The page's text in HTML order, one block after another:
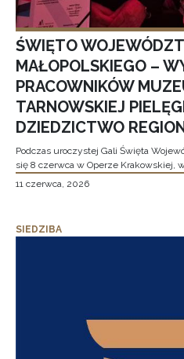
ŚWIĘTO
MAŁOPOLSKIEGO –
PRACOWNIKÓW
TARNOWSKIEJ
DZIEDZICTWO
Podczas uroczystej Gali Święta
się 8 czerwca w Operze Krakowskiej,
11 czerwca, 2026
SIEDZIBA